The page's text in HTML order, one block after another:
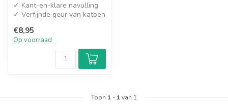
✓ Kant-en-klare navulling
✓ Verfijnde geur van katoen
€8,95
Op voorraad
Toon 1 - 1van 1